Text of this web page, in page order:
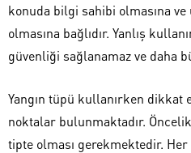
konuda bilgi sahibi olmasına
olmasına bağlıdır. Yanlış
güvenliği sağlanamaz ve daha
Yangın tüpü kullanırken dikkat
noktalar bulunmaktadır.
tipte olması gerekmektedir.